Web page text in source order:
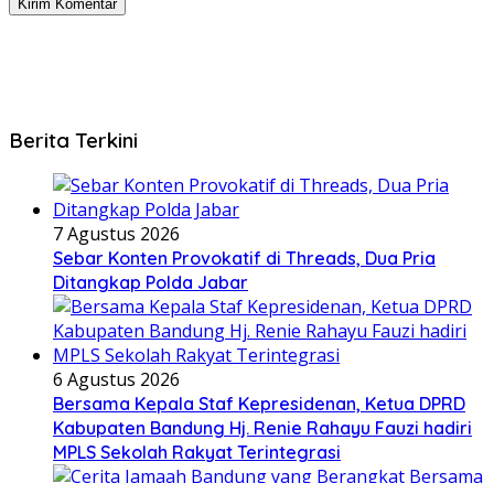
Berita Terkini
7 Agustus 2026
Sebar Konten Provokatif di Threads, Dua Pria
Ditangkap Polda Jabar
6 Agustus 2026
Bersama Kepala Staf Kepresidenan, Ketua DPRD
Kabupaten Bandung Hj. Renie Rahayu Fauzi hadiri
MPLS Sekolah Rakyat Terintegrasi